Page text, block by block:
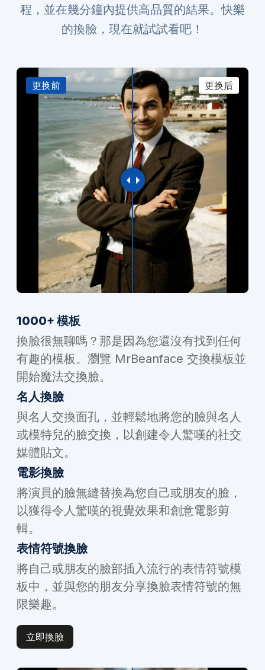
程，並在幾分鐘內提供高品質的結果。快樂
的換臉，現在就試試看吧！
更换后
更换前
1000+ 模板
換臉很無聊嗎？那是因為您還沒有找到任何
有趣的模板。瀏覽 MrBeanface 交換模板並
開始魔法交換臉。
名人換臉
與名人交換面孔，並輕鬆地將您的臉與名人
或模特兒的臉交換，以創建令人驚嘆的社交
媒體貼文。
電影換臉
將演員的臉無縫替換為您自己或朋友的臉，
以獲得令人驚嘆的視覺效果和創意電影剪
輯。
表情符號換臉
將自己或朋友的臉部插入流行的表情符號模
板中，並與您的朋友分享換臉表情符號的無
限樂趣。
立即換臉